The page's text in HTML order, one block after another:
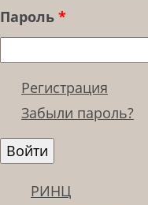
Пароль *
Регистрация
Забыли пароль?
РИНЦ